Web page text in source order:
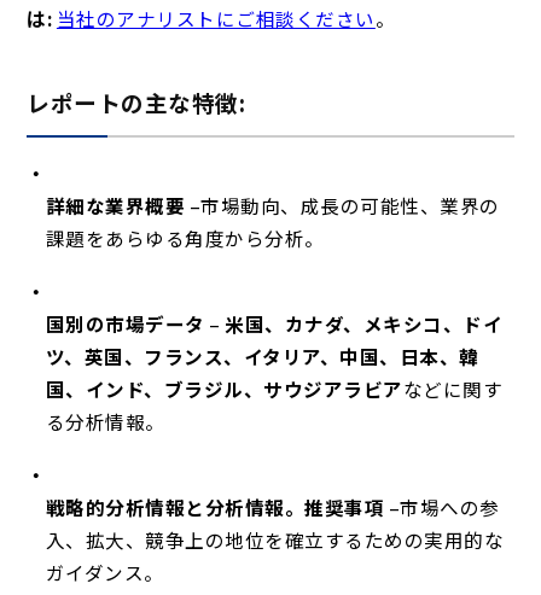
は: 当社のアナリストにご相談ください。
レポートの主な特徴:
詳細な業界概要 –市場動向、成長の可能性、業界の
課題をあらゆる角度から分析。
国別の市場データ – 米国、カナダ、メキシコ、ドイ
ツ、英国、フランス、イタリア、中国、日本、韓
国、インド、ブラジル、サウジアラビアなどに関す
る分析情報。
戦略的分析情報と分析情報。推奨事項 –市場への参
入、拡大、競争上の地位を確立するための実用的な
ガイダンス。